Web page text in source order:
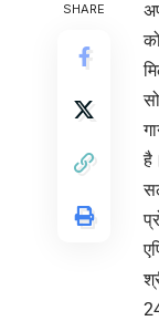
SHARE
है।